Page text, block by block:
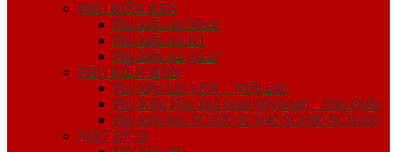
PHỤ KIỆN REN
Phụ kiện ren Mech
Phụ kiện ren K1
Phụ kiện ren giá rẻ
PHỤ KIỆN HÀN
Phụ kiện hàn FKK – Nhật Bản
Phụ Kiện Hàn Jinil bend (Dybend) – Hàn Quốc
Phụ kiện hàn SCH20 SCH40 SCH80 SCH160
MẶT BÍCH